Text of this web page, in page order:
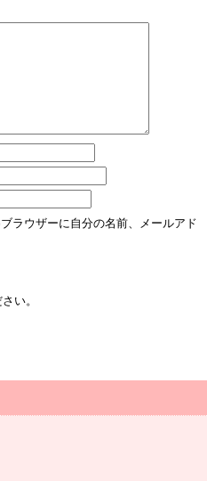
ラウザーに自分の名前、メールアド
い。